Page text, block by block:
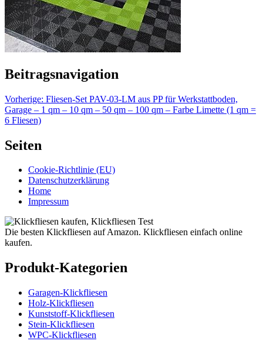
Beitragsnavigation
Vorherige: Fliesen-Set PAV-03-LM aus PP für Werkstattboden,
Garage – 1 qm – 10 qm – 50 qm – 100 qm – Farbe Limette (1 qm =
6 Fliesen)
Seiten
Cookie-Richtlinie (EU)
Datenschutzerklärung
Home
Impressum
Die besten Klickfliesen auf Amazon. Klickfliesen einfach online
kaufen.
Produkt-Kategorien
Garagen-Klickfliesen
Holz-Klickfliesen
Kunststoff-Klickfliesen
Stein-Klickfliesen
WPC-Klickfliesen